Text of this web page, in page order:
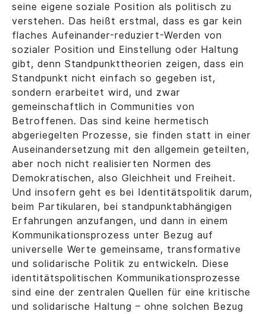
seine eigene soziale Position als politisch zu
verstehen. Das heißt erstmal, dass es gar kein
flaches Aufeinander-reduziert-Werden von
sozialer Position und Einstellung oder Haltung
gibt, denn Standpunkttheorien zeigen, dass ein
Standpunkt nicht einfach so gegeben ist,
sondern erarbeitet wird, und zwar
gemeinschaftlich in Communities von
Betroffenen. Das sind keine hermetisch
abgeriegelten Prozesse, sie finden statt in einer
Auseinandersetzung mit den allgemein geteilten,
aber noch nicht realisierten Normen des
Demokratischen, also Gleichheit und Freiheit.
Und insofern geht es bei Identitätspolitik darum,
beim Partikularen, bei standpunktabhängigen
Erfahrungen anzufangen, und dann in einem
Kommunikationsprozess unter Bezug auf
universelle Werte gemeinsame, transformative
und solidarische Politik zu entwickeln. Diese
identitätspolitischen Kommunikationsprozesse
sind eine der zentralen Quellen für eine kritische
und solidarische Haltung – ohne solchen Bezug